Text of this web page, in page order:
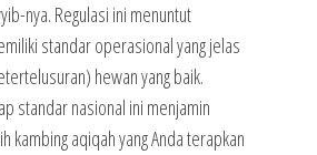
nya. Regulasi ini menuntut
standar operasional yang jelas
hewan yang baik.
standar nasional ini menjamin
kambing aqiqah yang Anda terapkan